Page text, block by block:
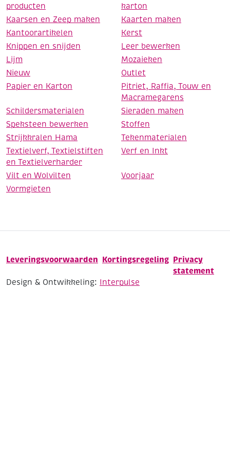
producten
karton
Kaarsen en Zeep maken
Kaarten maken
Kantoorartikelen
Kerst
Knippen en snijden
Leer bewerken
Lijm
Mozaieken
Nieuw
Outlet
Papier en Karton
Pitriet, Raffia, Touw en
Macramegarens
Schildersmaterialen
Sieraden maken
Speksteen bewerken
Stoffen
Strijkkralen Hama
Tekenmaterialen
Textielverf, Textielstiften
en Textielverharder
Verf en Inkt
Vilt en Wolvilten
Voorjaar
Vormgieten
Leveringsvoorwaarden Kortingsregeling Privacy
statement
Design & Ontwikkeling: Interpulse